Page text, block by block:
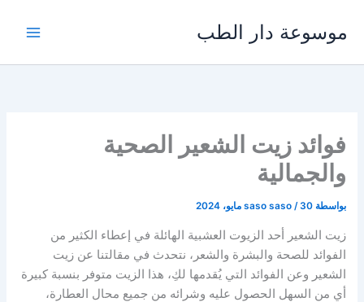
المحتوى
موسوعة دار الطب
فوائد زيت الشعير الصحية
والجمالية
بواسطة saso saso /30 مايو، 2024
زيت الشعير أحد الزيوت العشبية الهائلة في إعطاء الكثير من
الفوائد للصحة والبشرة والشعر، نتحدث في مقالتنا عن زيت
الشعير وعن الفوائد التي يُقدمها لكِ، هذا الزيت متوفر بنسبة كبيرة
أي من السهل الحصول عليه وشرائه من جميع محال العطارة،